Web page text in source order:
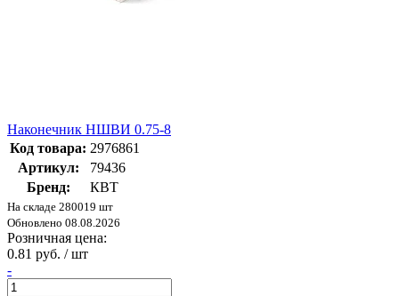
Наконечник НШВИ 0.75-8
Код товара: 2976861
Артикул:
79436
Бренд:
КВТ
На складе 280019 шт
Обновлено 08.08.2026
Розничная цена:
0.81 руб. / шт
-